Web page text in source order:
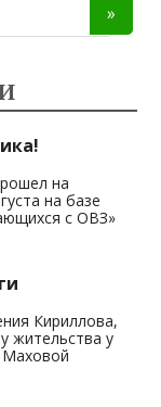
на
на базе
с ОВЗ»
Кириллова,
жительства у
Маховой